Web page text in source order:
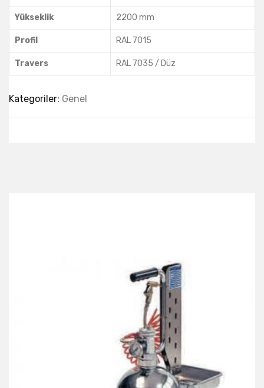
Yükseklik 2200 mm
Profil RAL 7015
Travers RAL 7035 / Düz
Kategoriler: Genel